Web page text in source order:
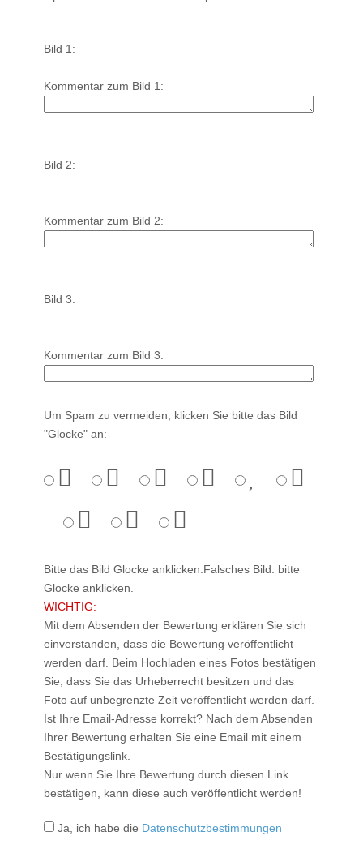
Bild 1:
Kommentar zum Bild 1:
Bild 2:
Kommentar zum Bild 2:
Bild 3:
Kommentar zum Bild 3:
Um Spam zu vermeiden, klicken Sie bitte das Bild
"Glocke" an:
Bitte das Bild Glocke anklicken. Falsches Bild. bitte
Glocke anklicken.
WICHTIG:
Mit dem Absenden der Bewertung erklären Sie sich
einverstanden, dass die Bewertung veröffentlicht
werden darf. Beim Hochladen eines Fotos bestätigen
Sie, dass Sie das Urheberrecht besitzen und das
Foto auf unbegrenzte Zeit veröffentlicht werden darf.
Ist Ihre Email-Adresse korrekt? Nach dem Absenden
Ihrer Bewertung erhalten Sie eine Email mit einem
Bestätigungslink.
Nur wenn Sie Ihre Bewertung durch diesen Link
bestätigen, kann diese auch veröffentlicht werden!
Ja, ich habe die Datenschutzbestimmungen